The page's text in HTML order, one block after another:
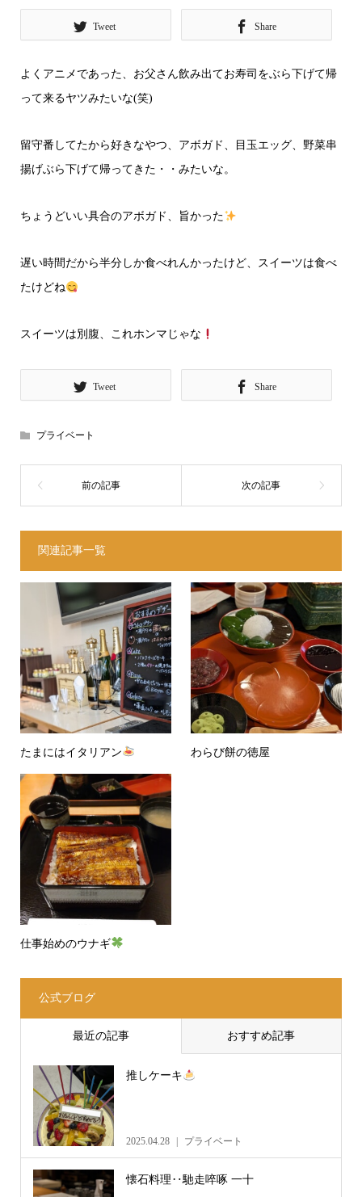
Tweet Share
よくアニメであった、お父さん飲み出てお寿司をぶら下げて帰
って来るヤツみたいな(笑)
留守番してたから好きなやつ、アボガド、目玉エッグ、野菜串
揚げぶら下げて帰ってきた・・みたいな。
ちょうどいい具合のアボガド、旨かった
遅い時間だから半分しか食べれんかったけど、スイーツは食べ
たけどね
スイーツは別腹、これホンマじゃな
Tweet Share
プライベート
関連記事一覧
たまにはイタリアン わらび餅の徳屋
仕事始めのウナギ
公式ブログ
最近の記事 おすすめ記事
推しケーキ
2025.04.28 プライベート
懐石料理‥馳走啐啄 一十